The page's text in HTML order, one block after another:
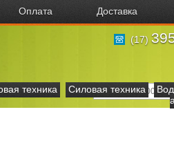
Оплата Доставка
(17)
техника Силовая техника